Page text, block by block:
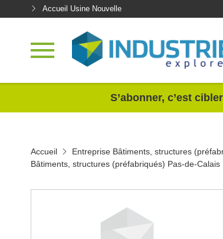
Accueil Usine Nouvelle
S’abonner, c’est
Accueil Entreprise Bâtiments, structures
Bâtiments, structures (préfabriqués) Pas-de-Calais